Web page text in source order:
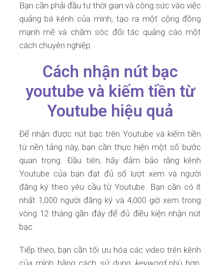
Bạn cần phải đầu tư thời gian và công sức vào việc
quảng bá kênh của mình, tạo ra một cộng đồng
mạnh mẽ và chăm sóc đối tác quảng cáo một
cách chuyên nghiệp.
Cách nhận nút bạc
youtube và kiếm tiền từ
Youtube hiệu quả
Để nhận được nút bạc trên Youtube và kiếm tiền
từ nền tảng này, bạn cần thực hiện một số bước
quan trọng. Đầu tiên, hãy đảm bảo rằng kênh
Youtube của bạn đạt đủ số lượt xem và người
đăng ký theo yêu cầu từ Youtube. Bạn cần có ít
nhất 1,000 người đăng ký và 4,000 giờ xem trong
vòng 12 tháng gần đây để đủ điều kiện nhận nút
bạc.
Tiếp theo, bạn cần tối ưu hóa các video trên kênh
của mình bằng cách sử dụng keywordphù hợp,